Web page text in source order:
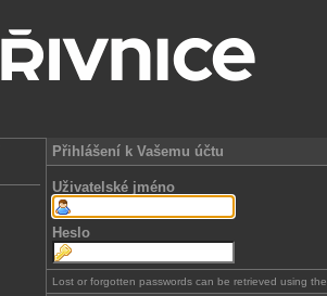
Přihlášení k Vašemu účtu
Uživatelské jméno
Heslo
Lost or forgotten passwords can be retrieved using the